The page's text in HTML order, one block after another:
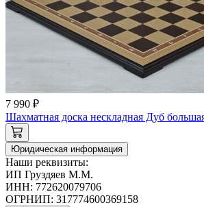
7 990 ₽
Шахматная доска нескладная Дуб
Юридическая информация
Наши реквизиты:
ИП Груздяев М.М.
ИНН: 772620079706
ОГРНИП: 317774600369158